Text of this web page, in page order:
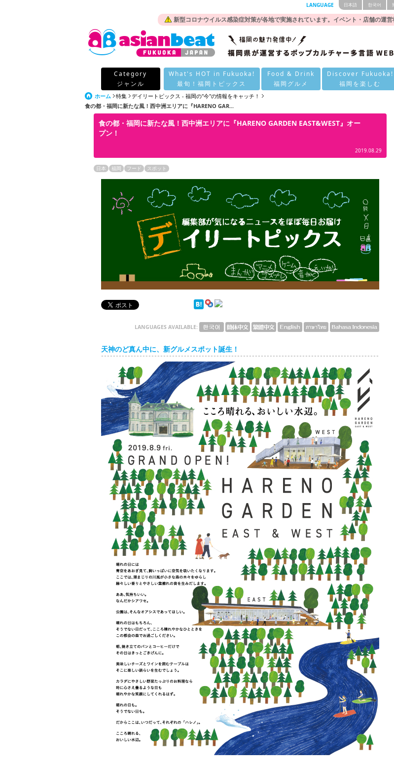
新型コロナウイルス感染症対策が各地で実施されています。イベント・店舗の運営
LANGUAGE 日本語 한국어
Category
ジャンル
What's HOT in Fukuoka!
最旬！福岡トピックス
Food & Drink
福岡グルメ
Discover Fukuoka!
福岡を楽しむ
ホーム 特集
デイリートピックス - 福岡の"今"の情報をキャッチ！
食の都・福岡に新たな風！西中洲エリアに『HARENO GAR...
食の都・福岡に新たな風！西中洲エリアに『HARENO GARDEN EAST&WEST』オー
プン！
2019.08.29
日本 福岡 フード スポット
LANGUAGES AVAILABLE:
天神のど真ん中に、新グルメスポット誕生！